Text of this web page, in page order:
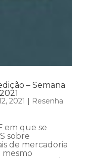
– Semana
2021 | Resenha
em que se
sobre
de mercadoria